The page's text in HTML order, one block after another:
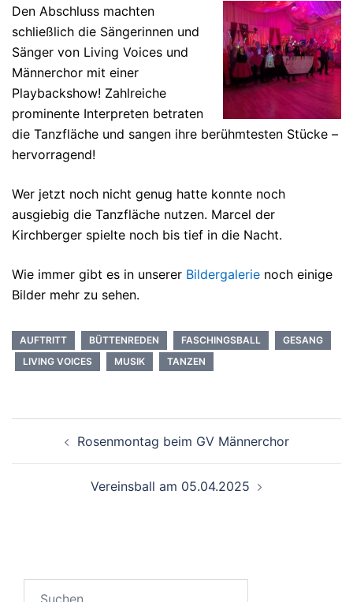
Den Abschluss machten
schließlich die Sängerinnen und
Sänger von Living Voices und
Männerchor mit einer
Playbackshow! Zahlreiche
prominente Interpreten betraten
die Tanzfläche und sangen ihre berühmtesten Stücke –
hervorragend!
Wer jetzt noch nicht genug hatte konnte noch
ausgiebig die Tanzfläche nutzen. Marcel der
Kirchberger spielte noch bis tief in die Nacht.
Wie immer gibt es in unserer Bildergalerie noch einige
Bilder mehr zu sehen.
AUFTRITT BÜTTENREDEN FASCHINGSBALL
GESANG
LIVING VOICES
MUSIK TANZEN
Rosenmontag beim GV Männerchor
Vereinsball am 05.04.2025